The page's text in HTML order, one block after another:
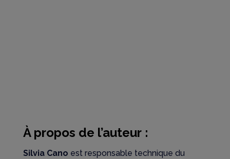
À propos de l’auteur :
Silvia Cano est responsable technique du